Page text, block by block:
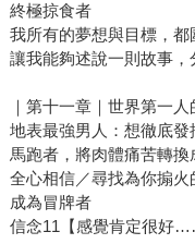
終極掠食者
我所有的夢想與目標，都
讓我能夠述說一則故事，
｜第十一章｜世界第一
地表最強男人：想徹底
馬跑者，將肉體痛苦轉
全心相信／尋找為你搧
成為冒牌者
信念11【感覺肯定很好